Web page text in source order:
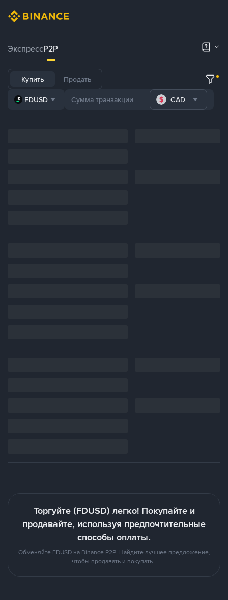
ЭкспрессP2P
Купить Продать
FDUSD CAD
Торгуйте (FDUSD) легко! Покупайте и
продавайте, используя предпочтительные
способы оплаты.
Обменяйте FDUSD на Binance P2P. Найдите лучшее предложение,
чтобы продавать и покупать .